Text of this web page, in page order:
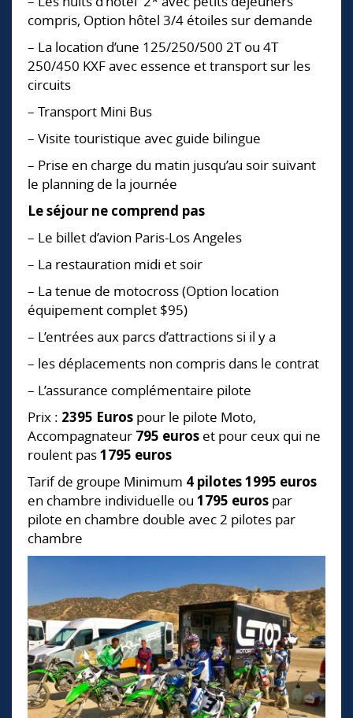
compris, Option hôtel 3/4 étoiles sur demande
– La location d’une 125/250/500 2T ou 4T
250/450 KXF avec essence et transport sur les
circuits
– Transport Mini Bus
– Visite touristique avec guide bilingue
– Prise en charge du matin jusqu’au soir suivant
le planning de la journée
Le séjour ne comprend pas
– Le billet d’avion Paris-Los Angeles
– La restauration midi et soir
– La tenue de motocross (Option location
équipement complet $95)
– L’entrées aux parcs d’attractions si il y a
– les déplacements non compris dans le contrat
– L’assurance complémentaire pilote
Prix : 2395 Euros pour le pilote Moto,
Accompagnateur 795 euros et pour ceux qui ne
roulent pas1795 euros
Tarif de groupe Minimum 4 pilotes1995 euros
en chambre individuelle ou 1795 euros par
pilote en chambre double avec 2 pilotes par
chambre